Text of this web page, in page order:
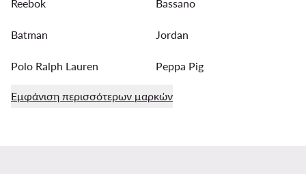
Reebok Bassano
Batman Jordan
Polo Ralph Lauren Peppa Pig
Εμφάνιση περισσότερων μαρκών